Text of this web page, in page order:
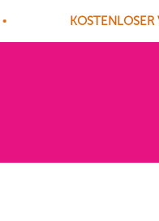
KOSTENLOSER